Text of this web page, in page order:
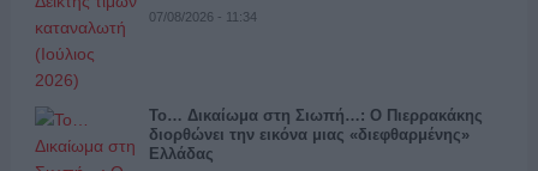
07/08/2026 - 11:34
Το… Δικαίωμα στη Σιωπή…: Ο Πιερρακάκης
διορθώνει την εικόνα μιας «διεφθαρμένης»
Ελλάδας